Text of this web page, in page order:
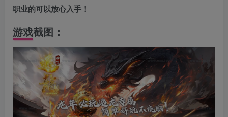
职业的可以放心入手！
游戏截图：